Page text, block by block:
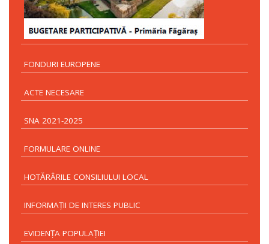
FONDURI EUROPENE
ACTE NECESARE
SNA 2021-2025
FORMULARE ONLINE
HOTĂRÂRILE CONSILIULUI LOCAL
INFORMAŢII DE INTERES PUBLIC
EVIDENŢA POPULAŢIEI